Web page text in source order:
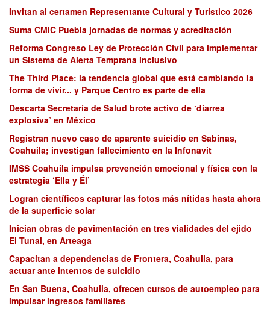
Invitan al certamen Representante Cultural y Turístico 2026
Suma CMIC Puebla jornadas de normas y acreditación
Reforma Congreso Ley de Protección Civil para implementar
un Sistema de Alerta Temprana inclusivo
The Third Place: la tendencia global que está cambiando la
forma de vivir... y Parque Centro es parte de ella
Descarta Secretaría de Salud brote activo de ‘diarrea
explosiva’ en México
Registran nuevo caso de aparente suicidio en Sabinas,
Coahuila; investigan fallecimiento en la Infonavit
IMSS Coahuila impulsa prevención emocional y física con la
estrategia ‘Ella y Él’
Logran científicos capturar las fotos más nítidas hasta ahora
de la superficie solar
Inician obras de pavimentación en tres vialidades del ejido
El Tunal, en Arteaga
Capacitan a dependencias de Frontera, Coahuila, para
actuar ante intentos de suicidio
En San Buena, Coahuila, ofrecen cursos de autoempleo para
impulsar ingresos familiares